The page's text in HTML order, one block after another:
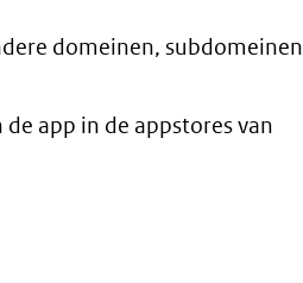
domeinen, subdomeinen
app in de appstores van